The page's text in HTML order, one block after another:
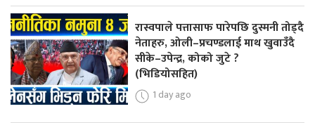
रास्वपाले पत्तासाफ पारेपछि दुस्मनी तोड्दै
नेताहरु, ओली–प्रचण्डलाई माथ खुवाउँदै
सीके–उपेन्द्र, कोको जुटे ?
(भिडियोसहित)
1 day ago